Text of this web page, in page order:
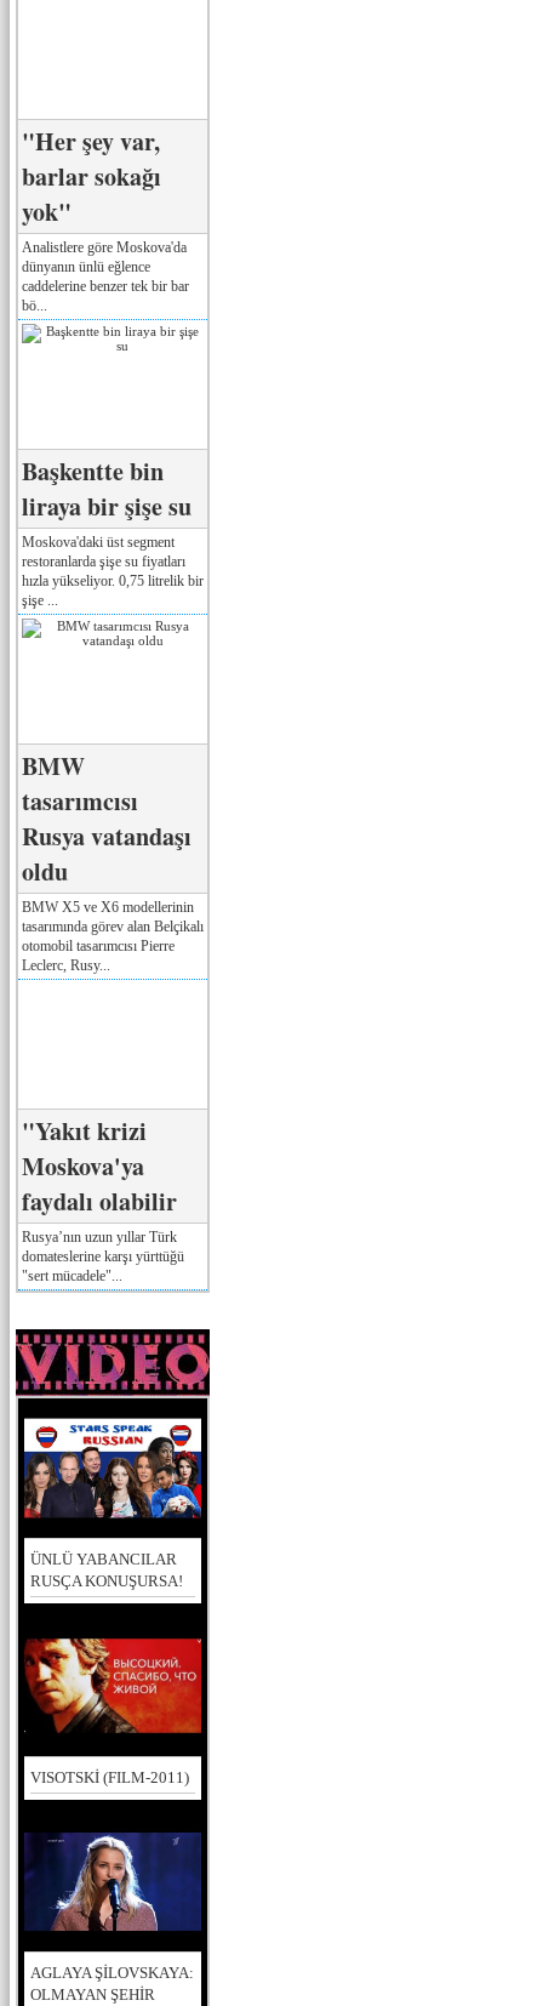
"Her şey var,
barlar sokağı
yok"
Analistlere göre Moskova'da
dünyanın ünlü eğlence
caddelerine benzer tek bir bar
bö...
Başkentte bin
liraya bir şişe su
Moskova'daki üst segment
restoranlarda şişe su fiyatları
hızla yükseliyor. 0,75 litrelik bir
şişe ...
BMW
tasarımcısı
Rusya vatandaşı
oldu
BMW X5 ve X6 modellerinin
tasarımında görev alan Belçikalı
otomobil tasarımcısı Pierre
Leclerc, Rusy...
"Yakıt krizi
Moskova'ya
faydalı olabilir
Rusya’nın uzun yıllar Türk
domateslerine karşı yürttüğü
"sert mücadele"...
ÜNLÜ YABANCILAR
RUSÇA KONUŞURSA!
VISOTSKİ (FILM-2011)
AGLAYA ŞİLOVSKAYA:
OLMAYAN ŞEHİR